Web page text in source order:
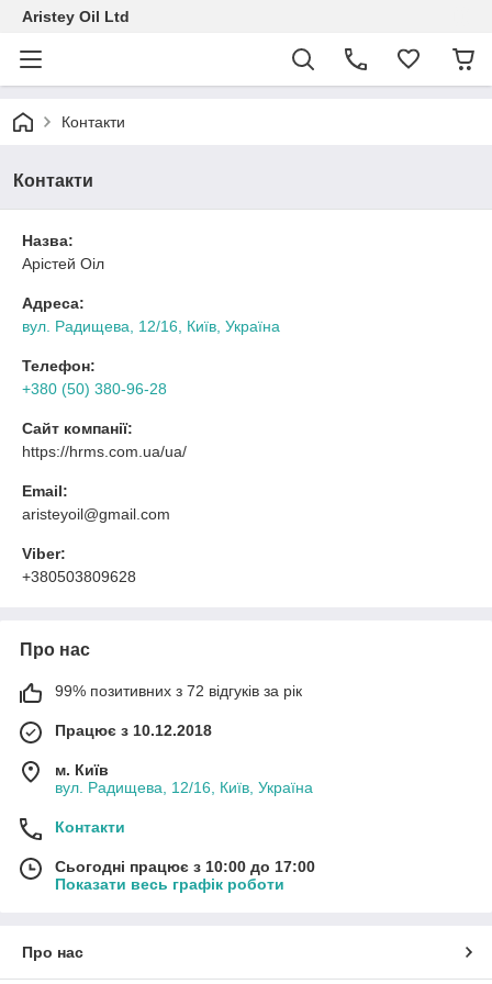
Aristey Oil Ltd
Контакти
Контакти
Назва:
Арістей Оіл
Адреса:
вул. Радищева, 12/16, Київ, Україна
Телефон:
+380 (50) 380-96-28
Сайт компанії:
https://hrms.com.ua/ua/
Email:
aristeyoil@gmail.com
Viber:
+380503809628
Про нас
99% позитивних з 72 відгуків за рік
Працює з 10.12.2018
м. Київ
вул. Радищева, 12/16, Київ, Україна
Контакти
Сьогодні працює з 10:00 до 17:00
Показати весь графік роботи
Про нас